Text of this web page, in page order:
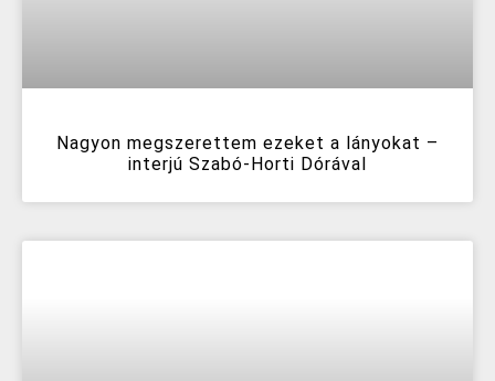
Nagyon megszerettem ezeket a lányokat –
interjú Szabó-Horti Dórával